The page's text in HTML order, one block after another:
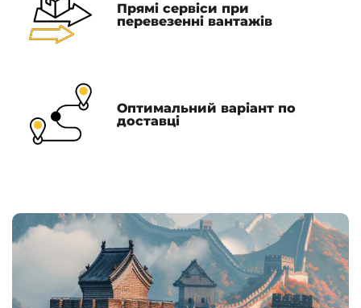
Прямі сервіси при
перевезенні вантажів
Оптимальний варіант по
доставці